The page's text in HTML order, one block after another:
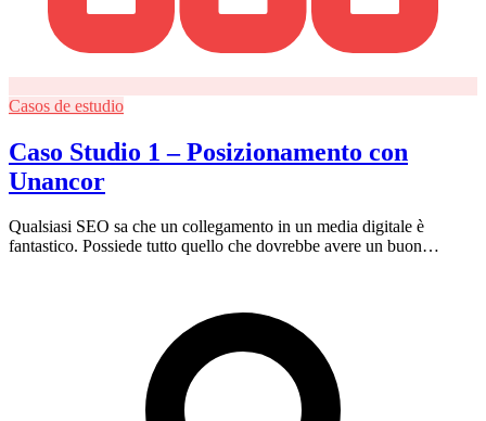
Casos de estudio
Caso Studio 1 – Posizionamento con
Unancor
Qualsiasi SEO sa che un collegamento in un media digitale è
fantastico. Possiede tutto quello che dovrebbe avere un buon…